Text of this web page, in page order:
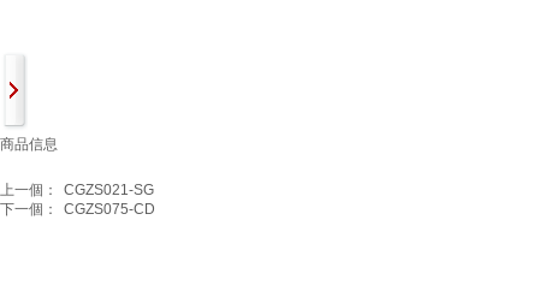
商品信息
上一個：
CGZS021-SG
下一個：
CGZS075-CD